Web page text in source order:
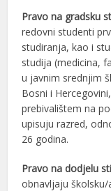
Pravo na gradsku
redovni studenti
studiranja, kao i
studija (medicina,
u javnim srednjim
Bosni i
prebivalištem na
upisuju razred,
26 godina.
Pravo na dodjelu
obnavljaju